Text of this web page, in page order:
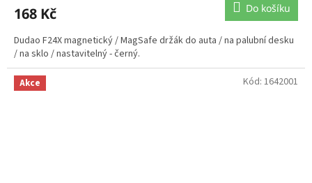
168 Kč Do košíku
Dudao F24X magnetický / MagSafe držák do auta / na palubní desku
/ na sklo / nastavitelný - černý.
Akce Kód: 1642001